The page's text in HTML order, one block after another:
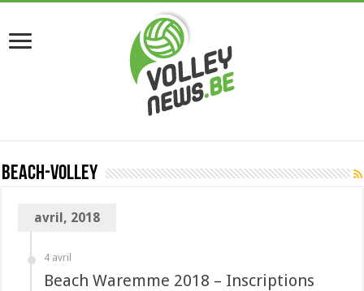
Beach-Volley
avril, 2018
4 avril
Beach Waremme 2018 – Inscriptions